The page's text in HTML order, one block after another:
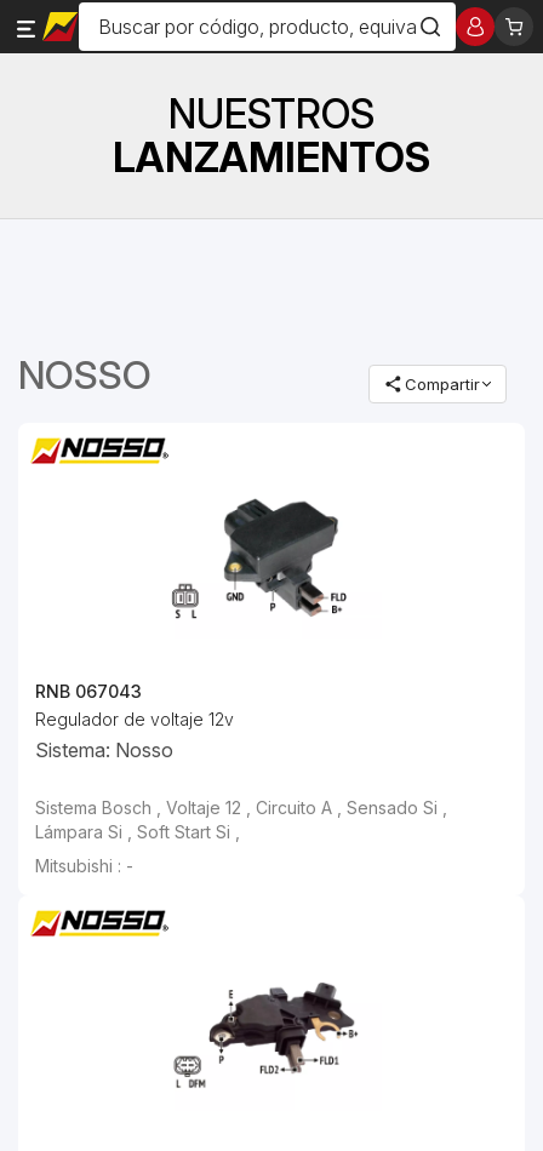
NUESTROS
LANZAMIENTOS
NOSSO Compartir
RNB 067043
Regulador de voltaje 12v
Sistema: Nosso
Sistema Bosch , Voltaje 12 , Circuito A , Sensado Si , Lámpara Si , Soft Start Si ,
Mitsubishi : -